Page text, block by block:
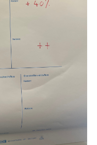
Klimaschutz,
(Geoportal)
(ARE)
rawi